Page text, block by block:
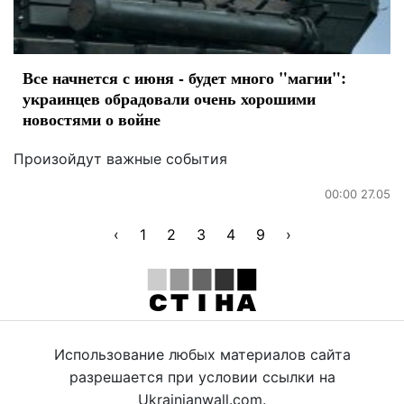
Все начнется с июня - будет много "магии":
украинцев обрадовали очень хорошими
новостями о войне
Произойдут важные события
00:00 27.05
‹ 1 2 3 4 9 ›
Использование любых материалов сайта
разрешается при условии ссылки на
Ukrainianwall.com.